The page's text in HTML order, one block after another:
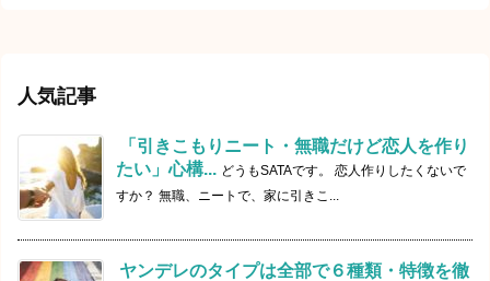
人気記事
「引きこもりニート・無職だけど恋人を作り
たい」心構... どうもSATAです。 恋人作りしたくないで
すか？ 無職、ニートで、家に引きこ...
ヤンデレのタイプは全部で６種類・特徴を徹